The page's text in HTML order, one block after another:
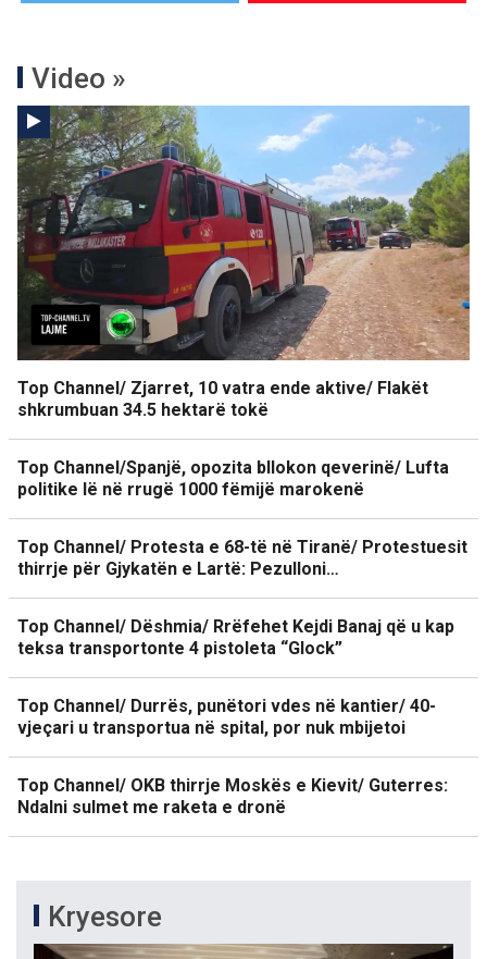
Video »
Top Channel/ Zjarret, 10 vatra ende aktive/ Flakët
shkrumbuan 34.5 hektarë tokë
Top Channel/Spanjë, opozita bllokon qeverinë/ Lufta
politike lë në rrugë 1000 fëmijë marokenë
Top Channel/ Protesta e 68-të në Tiranë/ Protestuesit
thirrje për Gjykatën e Lartë: Pezulloni…
Top Channel/ Dëshmia/ Rrëfehet Kejdi Banaj që u kap
teksa transportonte 4 pistoleta “Glock”
Top Channel/ Durrës, punëtori vdes në kantier/ 40-
vjeçari u transportua në spital, por nuk mbijetoi
Top Channel/ OKB thirrje Moskës e Kievit/ Guterres:
Ndalni sulmet me raketa e dronë
Kryesore